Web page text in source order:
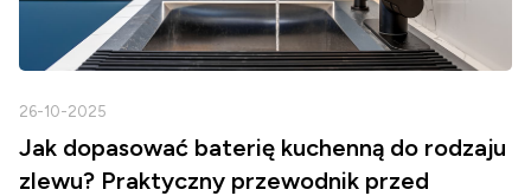
26-10-2025
Jak dopasować baterię kuchenną do rodzaju
zlewu? Praktyczny przewodnik przed